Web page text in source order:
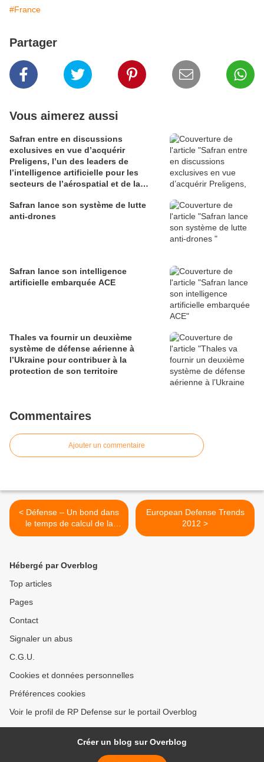
#France
Partager
Vous aimerez aussi
Safran entre en discussions
exclusives en vue d’acquérir
Preligens, l’un des leaders de
l’intelligence artificielle pour les
secteurs de l’aérospatial et de la
Safran lance son système de lutte
anti-drones
Safran lance son intelligence
artificielle embarquée ACE
Thales va fournir un deuxième
système de défense aérienne à
l’Ukraine pour contribuer à la
protection de son territoire
Commentaires
Ajouter un commentaire
< Défense – Un bond dans
le temps de calcul de la
signature radar
European Defense Trends
2012 >
Hébergé par Overblog
Top articles
Pages
Contact
Signaler un abus
C.G.U.
Cookies et données personnelles
Préférences cookies
Voir le profil de RP Defense sur le portail Overblog
Créer un blog sur Overblog